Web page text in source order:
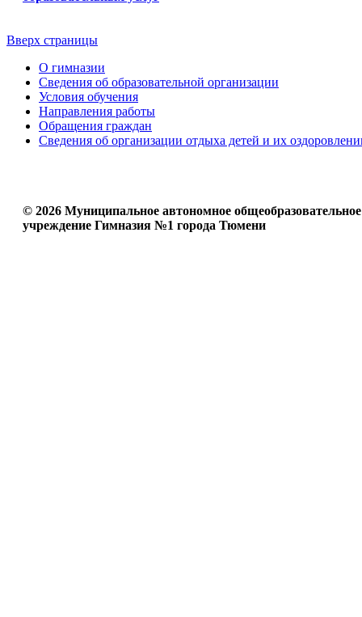
Вверх страницы
О гимназии
Сведения об образовательной организации
Условия обучения
Направления работы
Обращения граждан
Сведения об организации отдыха детей и их
© 2026 Муниципальное автономное общеобразовательное
учреждение Гимназия №1 города Тюмени